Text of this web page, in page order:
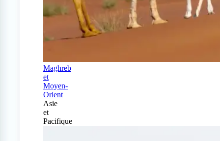
Maghreb
et
Moyen-
Orient
Asie
et
Pacifique